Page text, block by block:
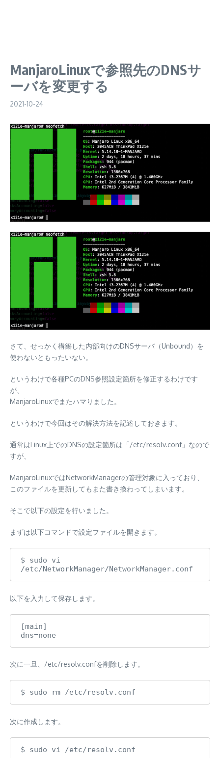
ManjaroLinuxで参照先のDNSサ
ーバを変更する
2021-10-24
さて、せっかく構築した内部向けのDNSサーバ（Unbound）を
使わないともったいない。
というわけで各種PCのDNS参照設定箇所を修正するわけです
が、
ManjaroLinuxでまたハマりました。
というわけで今回はその解決方法を記述しておきます。
通常はLinux上でのDNSの設定箇所は「/etc/resolv.conf」なので
すが、
ManjaroLinuxではNetworkManagerの管理対象に入っており、
このファイルを更新してもまた書き換わってしまいます。
そこで以下の設定を行いました。
まずは以下コマンドで設定ファイルを開きます。
$ sudo vi
/etc/NetworkManager/NetworkManager.conf
以下を入力して保存します。
[main]
dns=none
次に一旦、/etc/resolv.confを削除します。
$ sudo rm /etc/resolv.conf
次に作成します。
$ sudo vi /etc/resolv.conf